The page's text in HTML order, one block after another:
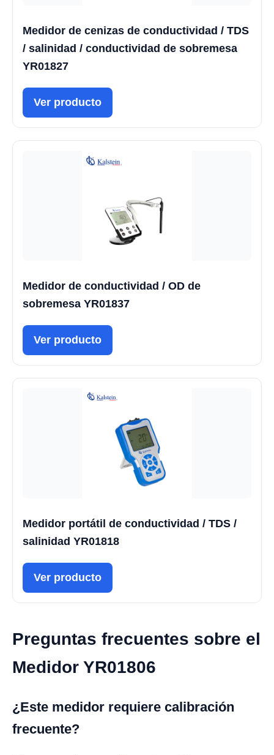
Medidor de cenizas de conductividad / TDS
/ salinidad / conductividad de sobremesa
YR01827
Ver producto
Medidor de conductividad / OD de
sobremesa YR01837
Ver producto
Medidor portátil de conductividad / TDS /
salinidad YR01818
Ver producto
Preguntas frecuentes sobre el
Medidor YR01806
¿Este medidor requiere calibración
frecuente?